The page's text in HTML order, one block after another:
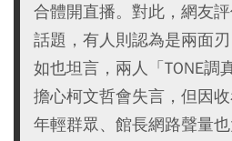
合體開直播。對此，網友
話題，有人則認為是兩面
如也坦言，兩人「TONE調
擔心柯文哲會失言，但因
年輕群眾、館長網路聲量